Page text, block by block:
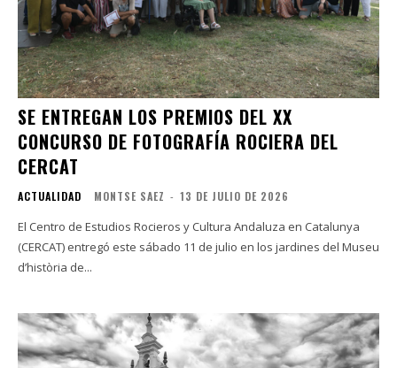
SE ENTREGAN LOS PREMIOS DEL XX
CONCURSO DE FOTOGRAFÍA ROCIERA DEL
CERCAT
ACTUALIDAD MONTSE SAEZ - 13 DE JULIO DE 2026
El Centro de Estudios Rocieros y Cultura Andaluza en Catalunya
(CERCAT) entregó este sábado 11 de julio en los jardines del Museu
d’història de...